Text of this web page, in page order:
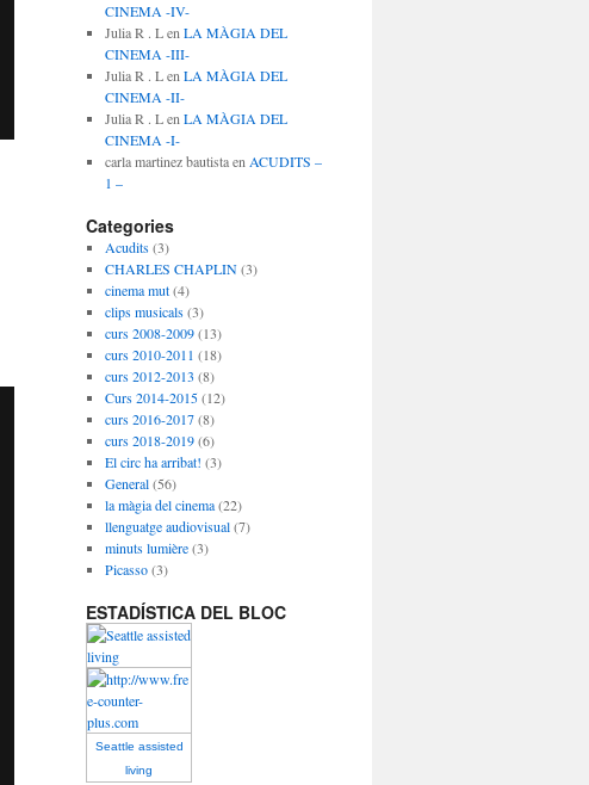
CINEMA -IV-
Julia R . Len LA MÀGIA DEL
CINEMA -III-
Julia R . Len LA MÀGIA DEL
CINEMA -II-
Julia R . Len LA MÀGIA DEL
CINEMA -I-
carla martinez bautistaen ACUDITS –
1 –
Categories
Acudits(3)
CHARLES CHAPLIN(3)
cinema mut(4)
clips musicals(3)
curs 2008-2009(13)
curs 2010-2011 (18)
curs 2012-2013 (8)
Curs 2014-2015(12)
curs 2016-2017(8)
curs 2018-2019(6)
El circ ha arribat! (3)
General(56)
la màgia del cinema(22)
llenguatge audiovisual(7)
minuts lumière(3)
Picasso(3)
ESTADÍSTICA DEL BLOC
Seattle assisted
living